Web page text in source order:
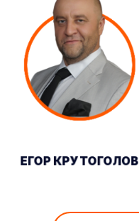
ЕГОР КРУТОГОЛОВ